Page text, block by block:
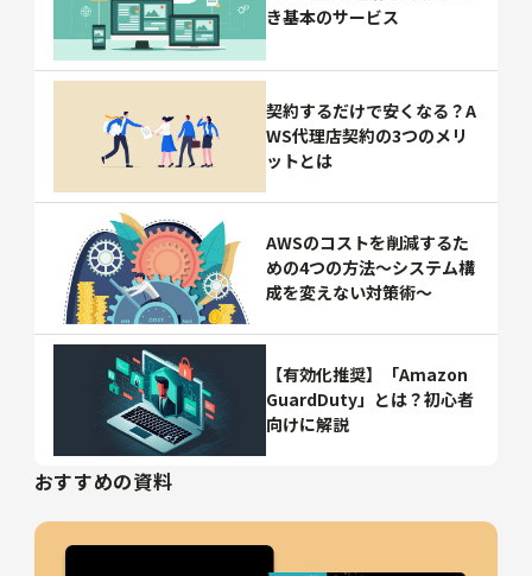
き基本のサービス
契約するだけで安くなる？A
WS代理店契約の3つのメリ
ットとは
AWSのコストを削減するた
めの4つの方法～システム構
成を変えない対策術～
【有効化推奨】「Amazon
GuardDuty」とは？初心者
向けに解説
おすすめの資料